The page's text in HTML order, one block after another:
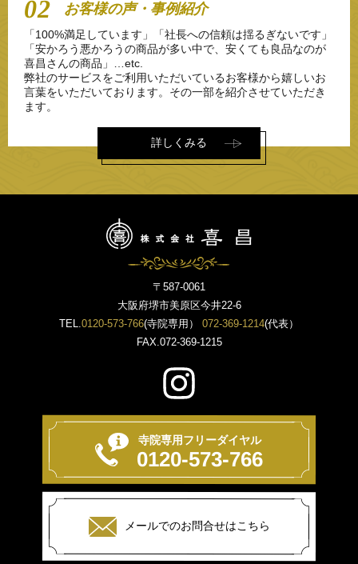
2019.06.12
G20大阪サミットによる配送への影響について
2019.06.06
アウトレット商品のご紹介
2019.04.24
京都製仏具を更新しました
2018.12.14
各種クレジットカードがお使いいただけるようになりまし
冬季休業のおしらせ
ホームページリニューアルオープンしました！
お客様の声・事例紹介
「100%満足しています」「社長への信頼は揺るぎないです」
「安かろう悪かろうの商品が多い中で、安くても良品なのが
喜昌さんの商品」…etc.
弊社のサービスをご利用いただいているお客様から嬉しいお
言葉をいただいております。その一部を紹介させていただき
ます。
詳しくみる
〒587-0061
大阪府堺市美原区今井22-6
TEL.0120-573-766(寺院専用） 072-369-1214(代表）
FAX.072-369-1215
寺院専用フリーダイヤル
0120-573-766
メールでのお問合せはこちら